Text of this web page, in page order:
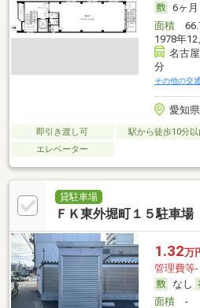
6ヶ月
面積
1978年
名古
分
その他の交通
愛知
即引き渡し可 駅から徒歩10分以
エレベーター
貸駐車場
ＦＫ東外堀町１５駐車場
1.32万
管理費等-
なし
面積-